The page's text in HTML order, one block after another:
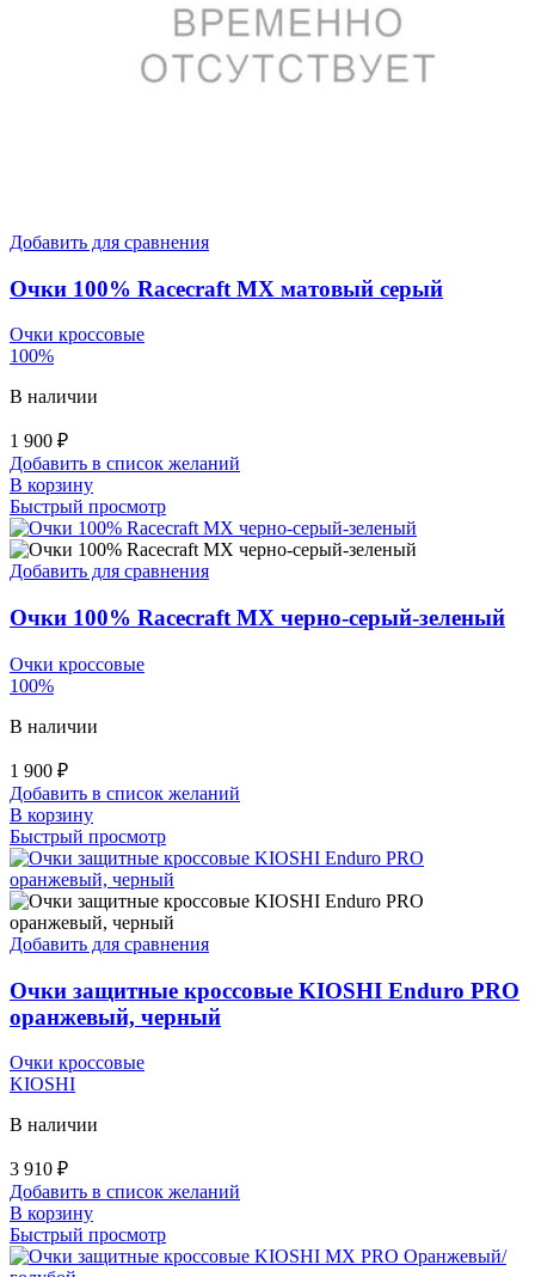
Добавить для сравнения
Очки 100% Racecraft MX матовый серый
Очки кроссовые
100%
В наличии
1 900 ₽
Добавить в список желаний
В корзину
Быстрый просмотр
Добавить для сравнения
Очки 100% Racecraft MX черно-серый-зеленый
Очки кроссовые
100%
В наличии
1 900 ₽
Добавить в список желаний
В корзину
Быстрый просмотр
Добавить для сравнения
Очки защитные кроссовые KIOSHI Enduro PRO
оранжевый, черный
Очки кроссовые
KIOSHI
В наличии
3 910 ₽
Добавить в список желаний
В корзину
Быстрый просмотр